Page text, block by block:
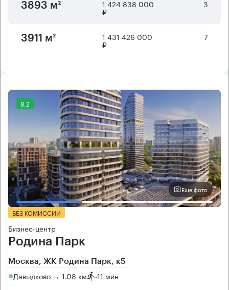
3893 м² 1 424 838 000
₽
3
3911 м² 1 431 426 000
₽
7
8.2
Еще фото
БЕЗ КОМИССИИ
Бизнес-центр
Родина Парк
Москва, ЖК Родина Парк, к5
Давыдково → 1.08 км ~11 мин